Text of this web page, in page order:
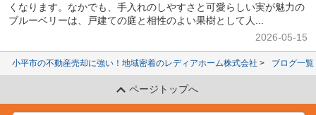
くなります。なかでも、手入れのしやすさと可愛らしい実が魅力の
ブルーベリーは、戸建ての庭と相性のよい果樹として人...
2026-05-15
小平市の不動産売却に強い！地域密着のレディアホーム株式会社 ブログ一覧
ページトップへ